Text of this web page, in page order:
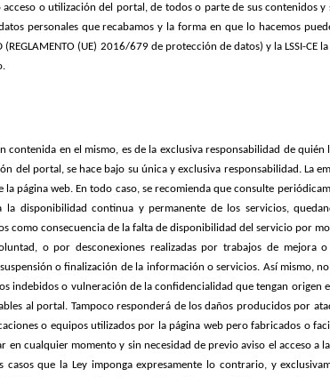
o utilización del portal, de todos o parte de sus contenidos
personales que recabamos y la forma en que lo hacemos
(UE) 2016/679 de protección de datos) y la LSSI-CE
contenida en el mismo, es de la exclusiva responsabilidad de
del portal, se hace bajo su única y exclusiva responsabilidad. La
página web. En todo caso, se recomienda que consulte
la disponibilidad continua y permanente de los servicios,
como consecuencia de la falta de disponibilidad del servicio por
o por desconexiones realizadas por trabajos de mejora
o finalización de la información o servicios. Así mismo,
indebidos o vulneración de la confidencialidad que tengan origen
al portal. Tampoco responderá de los daños producidos por
o equipos utilizados por la página web pero fabricados o
cualquier momento y sin necesidad de previo aviso el acceso a
casos que la Ley imponga expresamente lo contrario, y